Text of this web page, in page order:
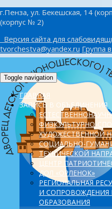
г.Пенза, ул. Бекешская, 14
(корпус № 2)
Версия сайта для
tvorchestva@yandex.ru Группа
Toggle navigation
ГЛАВНАЯ
ЗАПИСЬ В ОБЪЕДИНЕНИЯ
ФИЗКУЛЬТУРНО-
ХУДОЖЕСТВЕННОЙ
СОЦИАЛЬНО-
ТЕХНИЧЕСКОЙ
ЦЕНТР
ДОЛ «ОРЛЕНОК»
PЕГИОНАЛЬНАЯ
И
ОБРАЗОВАНИЯ